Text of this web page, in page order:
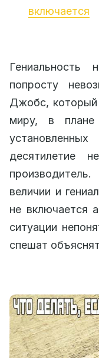
включается
Гениальность
попросту
Джобс, который
миру, в плане
десятилетие
величии и
не включается
ситуации
спешат